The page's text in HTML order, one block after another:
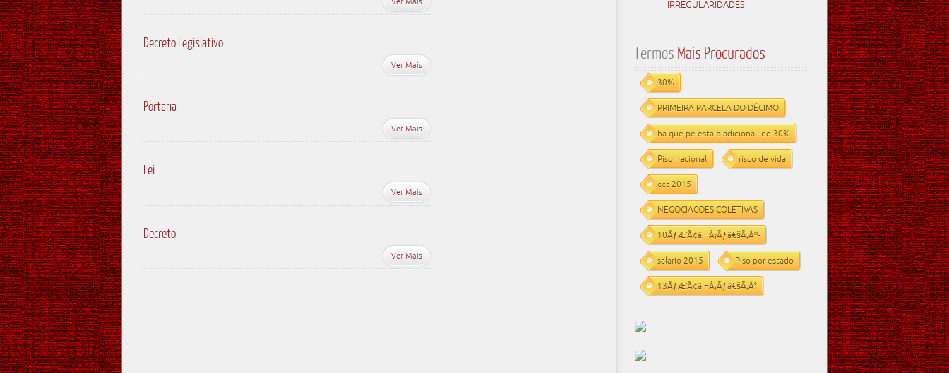
Decreto Legislativo
Ver Mais
Portaria
Ver Mais
Lei
Ver Mais
Decreto
Ver Mais
IRREGULARIDADES
Termos Mais Procurados
30%
PRIMEIRA PARCELA DO DÉCIMO
ha-que-pe-esta-o-adicional--de-30%
Piso nacional risco de vida
cct 2015
NEGOCIACOES COLETIVAS
10ÃƒÆ’Ã¢â‚¬Å¡Ãƒâ€šÃ‚Âº-
salario 2015 Piso por estado
13ÃƒÆ’Ã¢â‚¬Å¡Ãƒâ€šÃ‚Â°